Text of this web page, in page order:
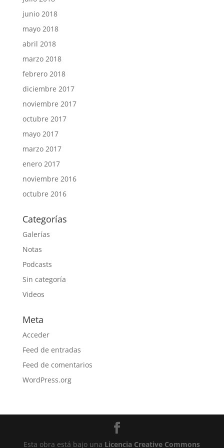
junio 2018
mayo 2018
abril 2018
marzo 2018
febrero 2018
diciembre 2017
noviembre 2017
octubre 2017
mayo 2017
marzo 2017
enero 2017
noviembre 2016
octubre 2016
Categorías
Galerías
Notas
Podcasts
Sin categoría
Videos
Meta
Acceder
Feed de entradas
Feed de comentarios
WordPress.org
Esta obra está bajo una Licencia Creative Commons